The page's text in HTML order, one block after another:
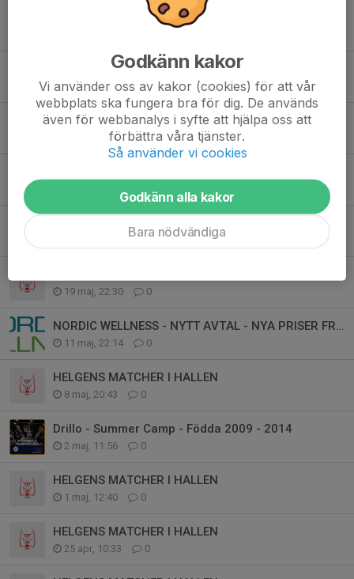
LOBASDAGEN - 30 AUGUSTI
15 jun, 22:36 0
Att göra skillnad på riktigt! Är du vår nästa sponsor?
2 jun, 23:38 0
0
19 maj, 22:30 0
NORDIC WELLNESS - NYTT AVTAL - NYA PRISER FROM 15 MAJ
11 maj, 22:14 0
HELGENS MATCHER I HALLEN
8 maj, 20:43 0
Drillo - Summer Camp - Födda 2009 - 2014
2 maj, 11:56 0
HELGENS MATCHER I HALLEN
1 maj, 12:40 0
HELGENS MATCHER I HALLEN
25 apr, 10:33 0
Godkänn kakor
Vi använder oss av kakor (cookies) för att vår
webbplats ska fungera bra för dig. De används
även för webbanalys i syfte att hjälpa oss att
förbättra våra tjänster.
Så använder vi cookies
Godkänn alla kakor
Bara nödvändiga